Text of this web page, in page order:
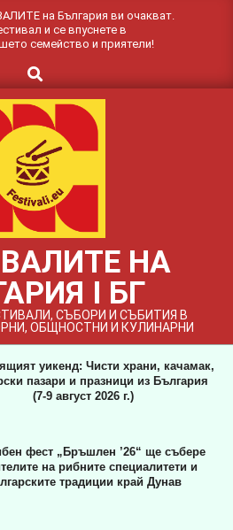
на България ви очакват.
и се впуснете в
семейство и приятели!
Search
НА
I БГ
СЪБОРИ И СЪБИТИЯ В
ОБЩНОСТНИ И КУЛИНАРНИ
уикенд: Чисти храни, качамак,
пазари и празници из България
(7-9 август 2026 г.)
фест „Бръшлен ’26“ ще събере
на рибните специалитети и
традиции край Дунав